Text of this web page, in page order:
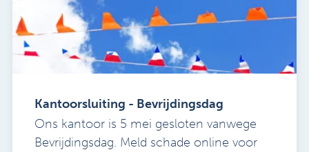
Kantoorsluiting - Bevrijdingsdag
Ons kantoor is 5 mei gesloten vanwege
Bevrijdingsdag. Meld schade online voor